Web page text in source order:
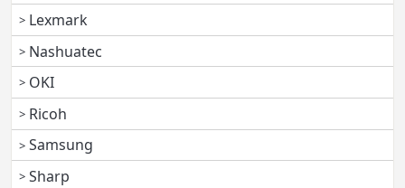
Lexmark
Nashuatec
OKI
Ricoh
Samsung
Sharp